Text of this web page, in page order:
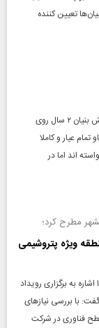
تعیین کننده
فرمانده منطقه سوم نیروی دریایی سپاه گفت: جوان های دانش بنیان ۲ سال روی
عیار و کاملا
اند اما در
مطرح کرد؛
ویژه پتروشیمی
به برگزاری رویداد
با بررسی نیازهای
فناوری در شرکت